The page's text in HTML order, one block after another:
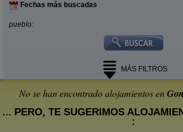
Fechas más buscadas
pueblo:
MÁS FILTROS
No se han encontrado alojamientos en
... PERO, TE SUGERIMOS
: